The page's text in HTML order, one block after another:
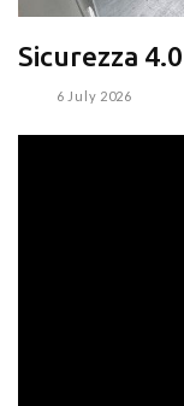
Sicurezza
6 July 2026